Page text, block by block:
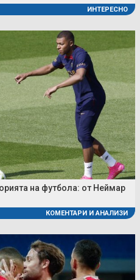
ИНТЕРЕСНО
на футбола: от Неймар
КОМЕНТАРИ И АНАЛИЗИ